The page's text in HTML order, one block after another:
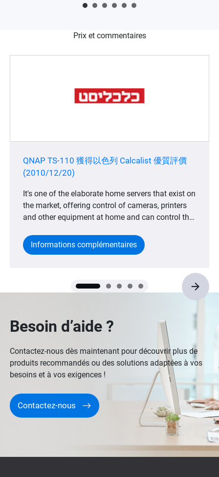
Prix et commentaires
QNAP TS-110 獲得以色列 Calcalist 優質評價
(2010/12/20)
It's one of the elaborate home servers that exist on
the market, offering control of cameras, printers
and other equipment at home and can control the
allow access to files even when you're away from
home.
Informations complémentaires
Besoin d’aide ?
Contactez-nous dès maintenant pour découvrir plus de
produits recommandés ou des solutions adaptées à vos
besoins et à vos exigences !
Contactez-nous